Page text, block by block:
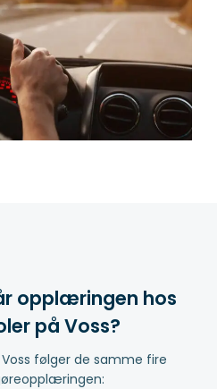
opplæringen hos
på Voss?
følger de samme fire